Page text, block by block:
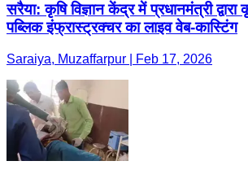
सरैया: कृषि विज्ञान केंद्र में प्रधानमंत्री
पब्लिक इंफ्रास्ट्रक्चर का लाइव वेब-कास्टिंग
Saraiya, Muzaffarpur | Feb 17, 2026